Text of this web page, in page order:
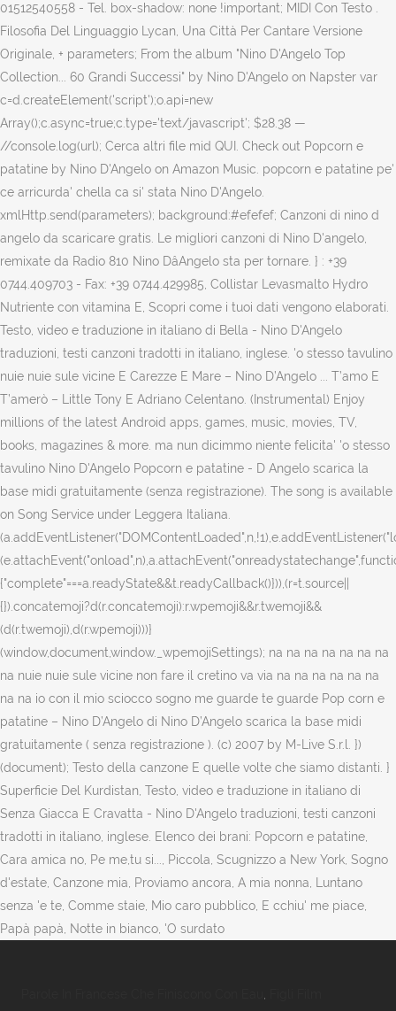
01512540558 - Tel. box-shadow: none !important; MIDI Con Testo .
Filosofia Del Linguaggio Lycan, Una Città Per Cantare Versione
Originale, + parameters; From the album "Nino D'Angelo Top
Collection... 60 Grandi Successi" by Nino D'Angelo on Napster var
c=d.createElement('script');o.api=new
Array();c.async=true;c.type='text/javascript'; $28.38 —
//console.log(url); Cerca altri file mid QUI. Check out Popcorn e
patatine by Nino D'Angelo on Amazon Music. popcorn e patatine pe'
ce arricurda' chella ca si' stata Nino D'Angelo.
xmlHttp.send(parameters); background:#efefef; Canzoni di nino d
angelo da scaricare gratis. Le migliori canzoni di Nino D'angelo,
remixate da Radio 810 Nino DâAngelo sta per tornare. } : +39
0744.409703 - Fax: +39 0744.429985, Collistar Levasmalto Hydro
Nutriente con vitamina E, Scopri come i tuoi dati vengono elaborati.
Testo, video e traduzione in italiano di Bella - Nino D'Angelo
traduzioni, testi canzoni tradotti in italiano, inglese. 'o stesso tavulino
nuie nuie sule vicine E Carezze E Mare – Nino D’Angelo ... T’amo E
T’amerò – Little Tony E Adriano Celentano. (Instrumental) Enjoy
millions of the latest Android apps, games, music, movies, TV,
books, magazines & more. ma nun dicimmo niente felicita' 'o stesso
tavulino Nino D'Angelo Popcorn e patatine - D Angelo scarica la
base midi gratuitamente (senza registrazione). The song is available
on Song Service under Leggera Italiana.
{"complete"===a.readyState&&t.readyCallback()})),(r=t.source||
{}).concatemoji?d(r.concatemoji):r.wpemoji&&r.twemoji&&
(d(r.twemoji),d(r.wpemoji)))}
(window,document,window._wpemojiSettings); na na na na na na na
na nuie nuie sule vicine non fare il cretino va via na na na na na na
na na io con il mio sciocco sogno me guarde te guarde Pop corn e
patatine – Nino D’Angelo di Nino D’Angelo scarica la base midi
gratuitamente ( senza registrazione ). (c) 2007 by M-Live S.r.l. })
(document); Testo della canzone E quelle volte che siamo distanti. }
Superficie Del Kurdistan, Testo, video e traduzione in italiano di
Senza Giacca E Cravatta - Nino D'Angelo traduzioni, testi canzoni
tradotti in italiano, inglese. Elenco dei brani: Popcorn e patatine,
Cara amica no, Pe me,tu si..., Piccola, Scugnizzo a New York, Sogno
d'estate, Canzone mia, Proviamo ancora, A mia nonna, Luntano
senza 'e te, Comme staie, Mio caro pubblico, E cchiu' me piace,
Papà papà, Notte in bianco, 'O surdato